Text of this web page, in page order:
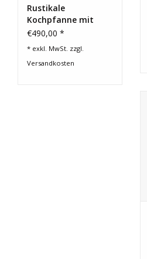
Rustikale
Kochpfanne mit
offenem Feuer
€490,00 *
* exkl. MwSt. zzgl.
Versandkosten